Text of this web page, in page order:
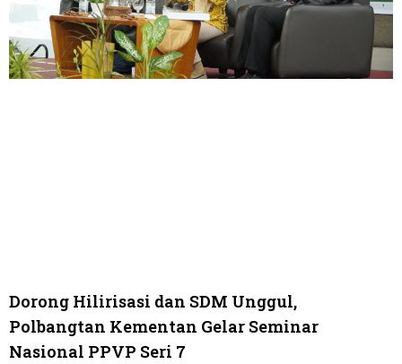
Dorong Hilirisasi dan SDM Unggul,
Polbangtan Kementan Gelar Seminar
Nasional PPVP Seri 7